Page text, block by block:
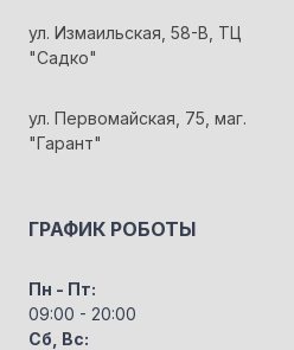
ул. Измаильская, 58-В, ТЦ
"Садко"
ул. Первомайская, 75, маг.
"Гарант"
ГРАФИК РОБОТЫ
Пн - Пт:
09:00 - 20:00
Сб, Вс: